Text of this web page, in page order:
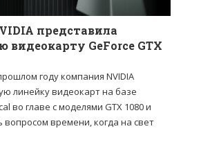
представила
видеокарту GeForce GTX
году компания NVIDIA
линейку видеокарт на базе
во главе с моделями GTX 1080 и
вопросом времени, когда на свет